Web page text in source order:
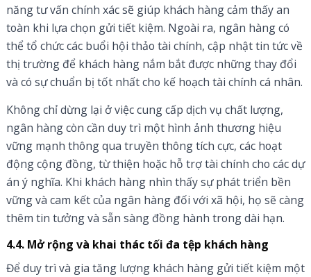
năng tư vấn chính xác sẽ giúp khách hàng cảm thấy an
toàn khi lựa chọn gửi tiết kiệm. Ngoài ra, ngân hàng có
thể tổ chức các buổi hội thảo tài chính, cập nhật tin tức về
thị trường để khách hàng nắm bắt được những thay đổi
và có sự chuẩn bị tốt nhất cho kế hoạch tài chính cá nhân.
Không chỉ dừng lại ở việc cung cấp dịch vụ chất lượng,
ngân hàng còn cần duy trì một hình ảnh thương hiệu
vững mạnh thông qua truyền thông tích cực, các hoạt
động cộng đồng, từ thiện hoặc hỗ trợ tài chính cho các dự
án ý nghĩa. Khi khách hàng nhìn thấy sự phát triển bền
vững và cam kết của ngân hàng đối với xã hội, họ sẽ càng
thêm tin tưởng và sẵn sàng đồng hành trong dài hạn.
4.4. Mở rộng và khai thác tối đa tệp khách hàng
Để duy trì và gia tăng lượng khách hàng gửi tiết kiệm một